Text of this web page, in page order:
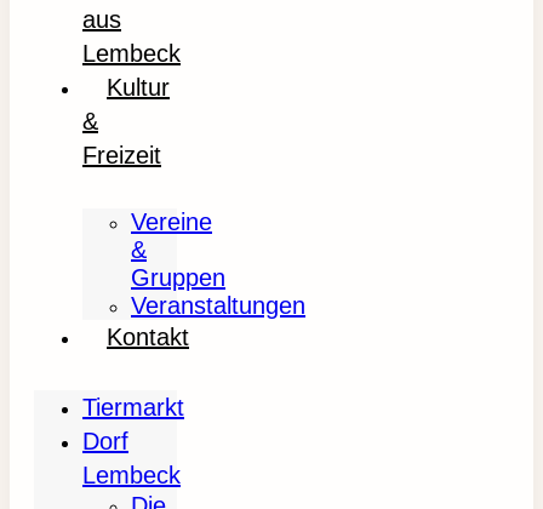
aus
Lembeck
Kultur
&
Freizeit
Vereine
&
Gruppen
Veranstaltungen
Kontakt
Tiermarkt
Dorf
Lembeck